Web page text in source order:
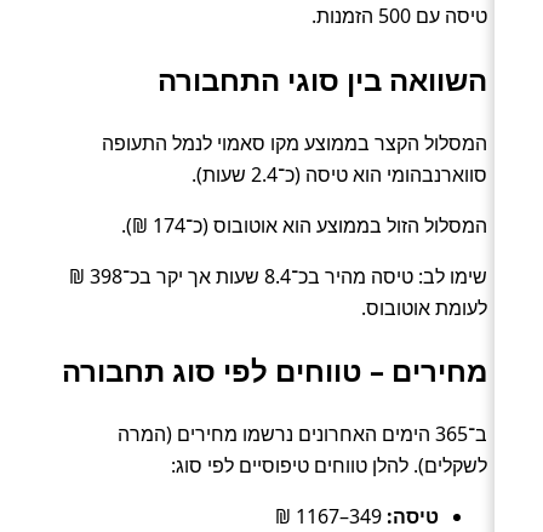
טיסה עם 500 הזמנות.
השוואה בין סוגי התחבורה
המסלול הקצר בממוצע מקו סאמוי לנמל התעופה
סווארנבהומי הוא טיסה (כ־2.4 שעות).
המסלול הזול בממוצע הוא אוטובוס (כ־174 ₪).
שימו לב: טיסה מהיר בכ־8.4 שעות אך יקר בכ־398 ₪
לעומת אוטובוס.
מחירים – טווחים לפי סוג תחבורה
ב־365 הימים האחרונים נרשמו מחירים (המרה
לשקלים). להלן טווחים טיפוסיים לפי סוג:
טיסה: